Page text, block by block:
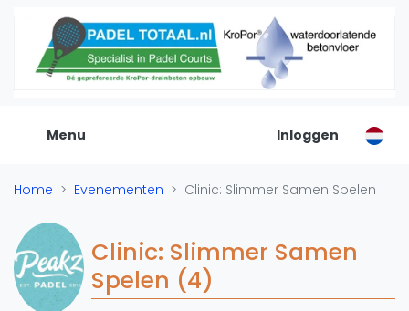
Menu
De Padel Gids
Alle padel locaties
Organisatie
Banenbouwers
Overige categorien
Reserveringssystemen
Padelscholen
Toevoegen data
Inloggen
Home Evenementen Clinic: Slimmer Samen Spelen
Clinic: Slimmer Samen
Spelen (4)